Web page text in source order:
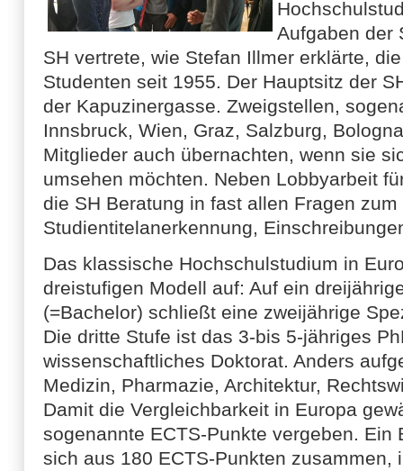
Aufgaben der
SH vertrete, wie Stefan Illmer erklärte,
Studenten seit 1955. Der Hauptsitz der
der Kapuzinergasse. Zweigstellen,
Innsbruck, Wien, Graz, Salzburg,
Mitglieder auch übernachten, wenn sie
umsehen möchten. Neben Lobbyarbeit
die SH Beratung in fast allen Fragen
Studientitelanerkennung,
Das klassische Hochschulstudium in
dreistufigen Modell auf: Auf ein
(=Bachelor) schließt eine zweijährige
Die dritte Stufe ist das 3-bis 5-jähriges
wissenschaftliches Doktorat. Anders
Medizin, Pharmazie, Architektur,
Damit die Vergleichbarkeit in Europa
sogenannte ECTS-Punkte vergeben. Ein
sich aus 180 ECTS-Punkten zusammen,